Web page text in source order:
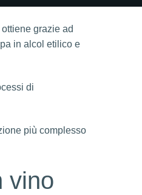
grazie ad
in alcol etilico e
di
più complesso
vino